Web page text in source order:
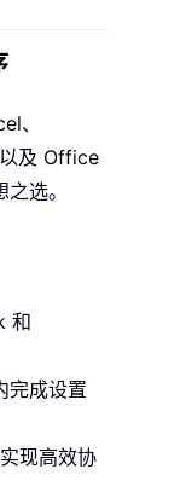
、
及 Office
选。
和
成设置
现高效协